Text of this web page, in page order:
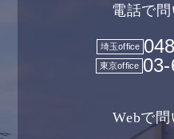
電話で
埼玉office
東京office
Webで